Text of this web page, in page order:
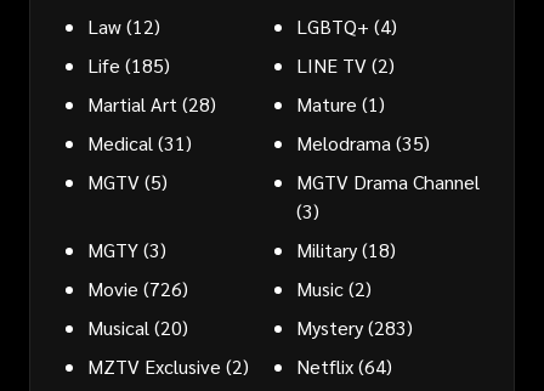
Law(12) LGBTQ+ (4)
Life (185) LINE TV(2)
Martial Art (28) Mature (1)
Medical (31) Melodrama (35)
MGTV(5)
MGTV Drama Channel
(3)
MGTY(3) Military(18)
Movie (726) Music(2)
Musical (20) Mystery(283)
MZTV Exclusive (2) Netflix(64)